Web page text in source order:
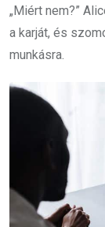
„Miért nem?”
a karját, és
munkásra.